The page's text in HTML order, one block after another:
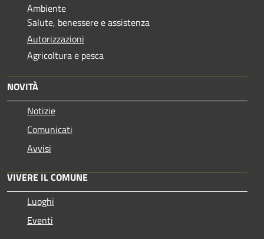
Ambiente
Salute, benessere e assistenza
Autorizzazioni
Agricoltura e pesca
NOVITÀ
Notizie
Comunicati
Avvisi
VIVERE IL COMUNE
Luoghi
Eventi